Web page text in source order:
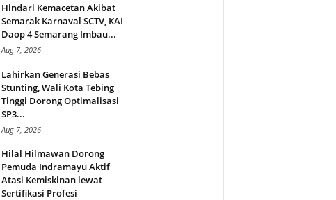
Hindari Kemacetan Akibat
Semarak Karnaval SCTV, KAI
Daop 4 Semarang Imbau...
Aug 7, 2026
Lahirkan Generasi Bebas
Stunting, Wali Kota Tebing
Tinggi Dorong Optimalisasi
SP3...
Aug 7, 2026
Hilal Hilmawan Dorong
Pemuda Indramayu Aktif
Atasi Kemiskinan lewat
Sertifikasi Profesi